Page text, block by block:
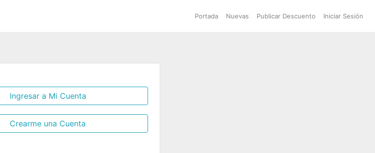
Portada Nuevas Publicar Descuento Iniciar Sesión
Ingresar a Mi Cuenta
Crearme una Cuenta